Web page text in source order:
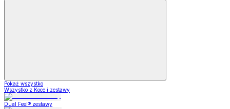
Pokaż wszystko
Wszystko z Koce i zestawy
Dual Feel® zestawy